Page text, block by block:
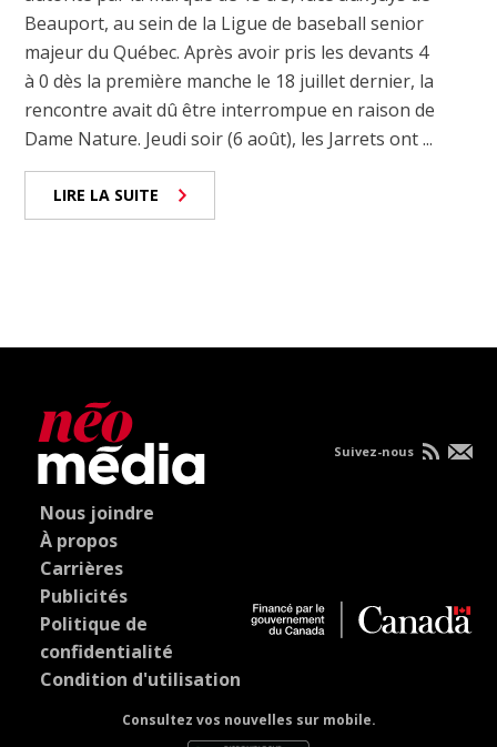
Beauport, au sein de la Ligue de baseball senior
majeur du Québec. Après avoir pris les devants 4
à 0 dès la première manche le 18 juillet dernier, la
rencontre avait dû être interrompue en raison de
Dame Nature. Jeudi soir (6 août), les Jarrets ont ...
LIRE LA SUITE
Nous joindre
À propos
Carrières
Publicités
Politique de
confidentialité
Condition d'utilisation
Consultez vos nouvelles sur mobile.
Suivez-nous